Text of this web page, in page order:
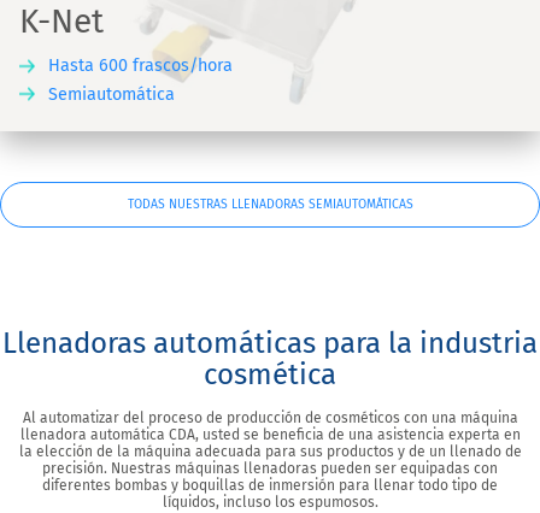
K-Net
Hasta 600 frascos/hora
Semiautomática
TODAS NUESTRAS LLENADORAS SEMIAUTOMÁTICAS
Llenadoras automáticas para la industria
cosmética
Al automatizar del proceso de producción de cosméticos con una máquina
llenadora automática CDA, usted se beneficia de una asistencia experta en
la elección de la máquina adecuada para sus productos y de un llenado de
precisión. Nuestras máquinas llenadoras pueden ser equipadas con
diferentes bombas y boquillas de inmersión para llenar todo tipo de
líquidos, incluso los espumosos.